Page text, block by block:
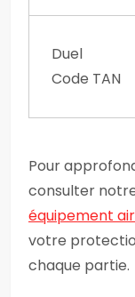
Duel
Code TAN
Pour
consulter
équipement
votre
chaque partie.